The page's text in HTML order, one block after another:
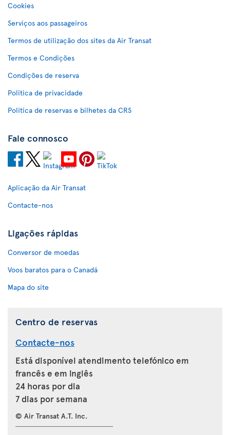
Cookies
Serviços aos passageiros
Termos de utilização dos sites da Air Transat
Termos e Condições
Condições de reserva
Política de privacidade
Política de reservas e bilhetes da CRS
Fale connosco
Aplicação da Air Transat
Contacte-nos
Ligações rápidas
Conversor de moedas
Voos baratos para o Canadá
Mapa do site
Centro de reservas
Contacte-nos
Está disponível atendimento telefónico em
francês e em inglês
24 horas por dia
7 dias por semana
© Air Transat A.T. Inc.